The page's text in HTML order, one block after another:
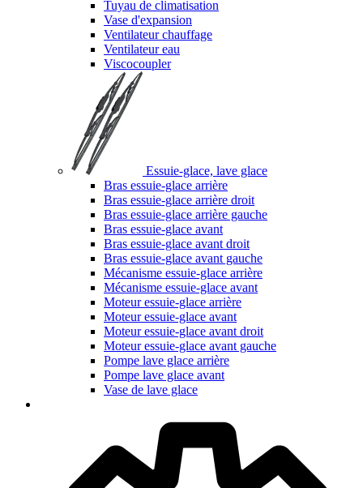
Tuyau de climatisation
Vase d'expansion
Ventilateur chauffage
Ventilateur eau
Viscocoupler
Essuie-glace, lave glace
Bras essuie-glace arrière
Bras essuie-glace arrière droit
Bras essuie-glace arrière gauche
Bras essuie-glace avant
Bras essuie-glace avant droit
Bras essuie-glace avant gauche
Mécanisme essuie-glace arrière
Mécanisme essuie-glace avant
Moteur essuie-glace arrière
Moteur essuie-glace avant
Moteur essuie-glace avant droit
Moteur essuie-glace avant gauche
Pompe lave glace arrière
Pompe lave glace avant
Vase de lave glace